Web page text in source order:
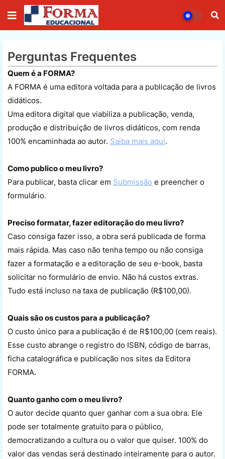
Perguntas Frequentes
Quem é a FORMA?
A FORMA é uma editora voltada para a publicação de livros
didáticos.
Uma editora digital que viabiliza a publicação, venda,
produção e distribuição de livros didáticos, com renda
100% encaminhada ao autor. Saiba mais aqui.
Como publico o meu livro?
Para publicar, basta clicar em Submissão e preencher o
formulário.
Preciso formatar, fazer editoração do meu livro?
Caso consiga fazer isso, a obra será publicada de forma
mais rápida. Mas caso não tenha tempo ou não consiga
fazer a formatação e a editoração de seu e-book, basta
solicitar no formulário de envio. Não há custos extras.
Tudo está incluso na taxa de publicação (R$100,00).
Quais são os custos para a publicação?
O custo único para a publicação é de R$100,00 (cem reais).
Esse custo abrange o registro do ISBN, código de barras,
ficha catalográfica e publicação nos sites da Editora
FORMA.
Quanto ganho com o meu livro?
O autor decide quanto quer ganhar com a sua obra. Ele
pode ser totalmente gratuito para o público,
democratizando a cultura ou o valor que quiser. 100% do
valor das vendas será destinado inteiramente para o autor.